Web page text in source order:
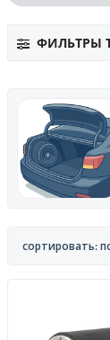
ФИЛЬТРЫ
сортировать: